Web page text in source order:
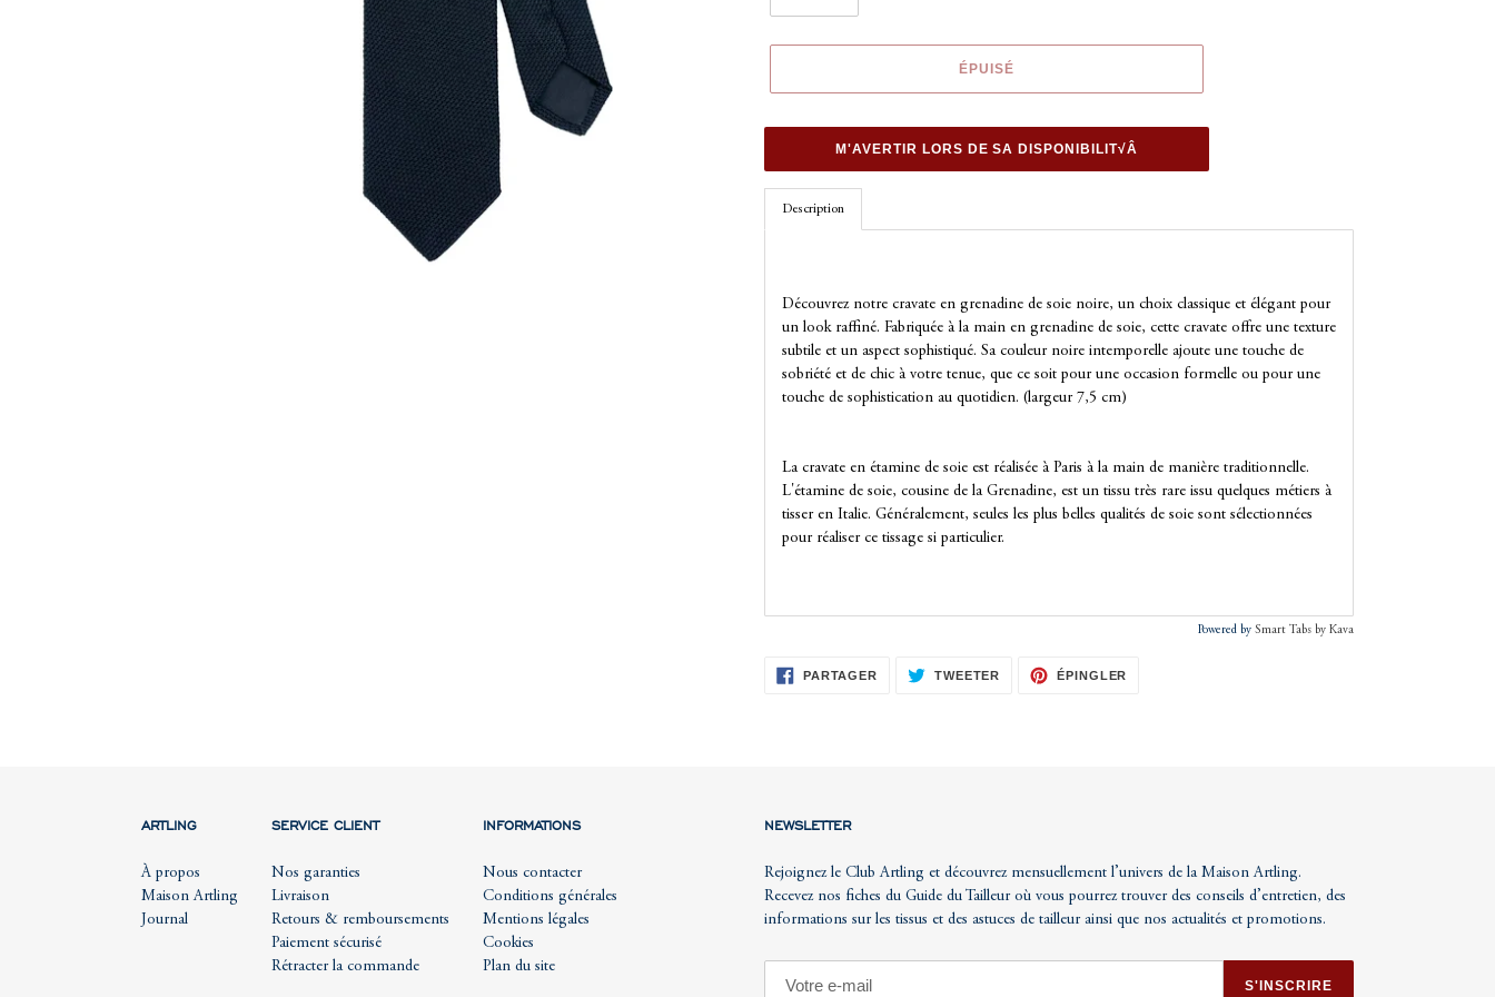
ÉPUISÉ
M'AVERTIR LORS DE SA DISPONIBILIT√Â
Ajout
d'un
panier
Description
Découvrez notre cravate en grenadine de soie noire, un choix classique et élégant pour
un look raffiné. Fabriquée à la main en grenadine de soie, cette cravate offre une texture
subtile et un aspect sophistiqué. Sa couleur noire intemporelle ajoute une touche de
sobriété et de chic à votre tenue, que ce soit pour une occasion formelle ou pour une
touche de sophistication au quotidien. (largeur 7,5 cm)
La cravate en étamine de soie est réalisée à Paris à la main de manière traditionnelle.
L'étamine de soie, cousine de la Grenadine, est un tissu très rare issu quelques métiers à
tisser en Italie. Généralement, seules les plus belles qualités de soie sont sélectionnées
pour réaliser ce tissage si particulier.
Powered by Smart Tabs by Kava
PARTAGER PARTAGERTWEETER TWEETERÉPINGLER
ARTLING
À propos
Maison Artling
Journal
SERVICE CLIENT
Nos garanties
Livraison
Retours & remboursements
Paiement sécurisé
Rétracter la commande
INFORMATIONS
Nous contacter
Conditions générales
Mentions légales
Cookies
Plan du site
NEWSLETTER
Rejoignez le Club Artling et découvrez mensuellement l’univers de la Maison Artling.
Recevez nos fiches du Guide du Tailleur où vous pourrez trouver des conseils d’entretien, des
informations sur les tissus et des astuces de tailleur ainsi que nos actualités et promotions.
S'INSCRIRE